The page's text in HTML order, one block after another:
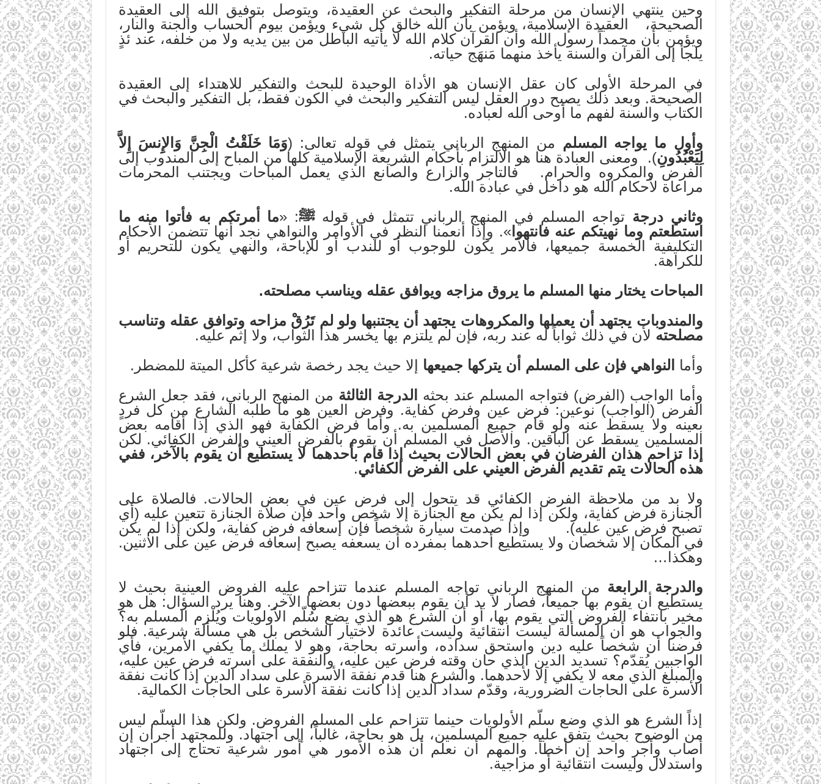
وحين ينتهي الإنسان من مرحلة التفكير والبحث عن العقيدة، ويتوصل بتوفيق الله إلى العقيدة
الصحيحة، العقيدة الإسلامية، ويؤمن بأن الله خالق كل شيء ويؤمن بيوم الحساب والجنة والنار،
ويؤمن بأن محمداً رسول الله وأن القرآن كلام الله لا يأتيه الباطل من بين يديه ولا من خلفه، عند ئذٍ
يلجأ إلى القرآن والسنة يأخذ منهما مَنهَج حياته.
في المرحلة الأولى كان عقل الإنسان هو الأداة الوحيدة للبحث والتفكير للاهتداء إلى العقيدة
الصحيحة. وبعد ذلك يصبح دور العقل ليس التفكير والبحث في الكون فقط، بل التفكير والبحث في
الكتاب والسنة لفهم ما أوحى الله لعباده.
وأول ما يواجه المسلم من المنهج الرباني يتمثل في قوله تعالى: (وَمَا خَلَقْتُ الْجِنَّ وَالإِِنسَ إِلاَّ
لِيَعْبُدُونِ). ومعنى العبادة هنا هو الالتزام بأحكام الشريعة الإسلامية كلها من المباح إلى المندوب إلى
الفرض والمكروه والحرام. فالتاجر والزارع والصانع الذي يعمل المباحات ويجتنب المحرمات
مراعاة لأحكام الله هو داخل في عبادة الله.
وثاني درجة تواجه المسلم في المنهج الرباني تتمثل في قولهﷺ: «ما أمرتكم به فأتوا منه ما
استطعتم وما نهيتكم عنه فانتهوا». وإذا أنعمنا النظر في الأوامر والنواهي نجد أنها تتضمن الأحكام
التكليفية الخمسة جميعها، فالأمر يكون للوجوب أو للندب أو للإباحة، والنهي يكون للتحريم أو
للكراهة.
المباحات يختار منها المسلم ما يروق مزاجه ويوافق عقله ويناسب مصلحته.
والمندوبات يجتهد أن يعملها والمكروهات يجتهد أن يجتنبها ولو لم تَرُقْ مزاحه وتوافق عقله وتناسب
مصلحته لأن في ذلك ثواباً له عند ربه، فإن لم يلتزم بها يخسر هذا الثواب، ولا إثم عليه.
وأما
النواهي فإن على المسلم أن يتركها جميعها إلا حيث يجد رخصة شرعية كأكل الميتة للمضطر.
وأما الواجب (الفرض) فتواجه المسلم عند بحثه
الدرجة الثالثة من المنهج الرباني، فقد جعل الشرع
الفرض (الواجب) نوعين: فرض عين وفرض كفاية. وفرض العين هو ما طلبه الشارع من كل فردٍ
بعينه ولا يسقط عنه ولو قام جميع المسلمين به. وأما فرض الكفاية فهو الذي إذا أقامه بعض
المسلمين يسقط عن الباقين. والأصل في المسلم أن يقوم بالفرض العيني والفرض الكفائي. لكن
إذا تزاحم هذان الفرضان في بعض الحالات بحيث إذا قام بأحدهما لا يستطيع أن يقوم بالآخر، ففي
هذه الحالات يتم تقديم الفرض العيني على الفرض الكفائي.
ولا بد من ملاحظة الفرض الكفائي قد يتحول إلى فرض عين في بعض الحالات. فالصلاة على
الجنازة فرض كفاية، ولكن إذا لم يكن مع الجنازة إلا شخص واحد فإن صلاة الجنازة تتعين عليه (أي
تصبح فرض عين عليه). وإذا صدمت سيارة شخصاً فإن إسعافه فرض كفاية، ولكن إذا لم يكن
في المكان إلا شخصان ولا يستطيع أحدهما بمفرده أن يسعفه يصبح إسعافه فرض عين على الاثنين.
وهكذا…
والدرجة الرابعة من المنهج الرباني تواجه المسلم عندما تتزاحم عليه الفروض العينية بحيث لا
يستطيع أن يقوم بها جميعاً، فصار لا بد أن يقوم ببعضها دون بعضها الآخر. وهنا يرد السؤال: هل هو
مخير بانتفاء الفروض التي يقوم بها، أو أن الشرع هو الذي يضع سُلّم الأولويات ويُلْزم المسلم به؟
والجواب هو أن المسألة ليست انتقائية وليست عائدة لاختيار الشخص بل هي مسألة شرعية. فلو
فرضنا أن شخصاً عليه دين واستحق سداده، وأسرته بحاجة، وهو لا يملك ما يكفي الأمرين، فأي
الواجبين يُقدّم؟ تسديد الدين الذي حان وقته فرض عين عليه، والنفقة على أسرته فرض عين عليه،
والمبلغ الذي معه لا يكفي إلا لأحدهما. والشرع هنا قدم نفقة الأسرة على سداد الدين إذا كانت نفقة
الأسرة على الحاجات الضرورية، وقدّم سداد الدين إذا كانت نفقة الأسرة على الحاجات الكمالية.
إذاً الشرع هو الذي وضع سلّم الأولويات حينما تتزاحم على المسلم الفروض. ولكن هذا السلّم ليس
من الوضوح بحيث يتفق عليه جميع المسلمين، بل هو بحاجة، غالباً، إلى اجتهاد. وللمجتهد أجران إن
أصاب وأجر واحد إن أخطأ. والمهم أن نعلم أن هذه الأمور هي أمور شرعية تحتاج إلى اجتهاد
واستدلال وليست انتقائية أو مزاجية.